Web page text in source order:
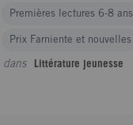
Premières lectures 6-8 ans
Prix Farniente et nouvelles
dans Littérature jeunesse